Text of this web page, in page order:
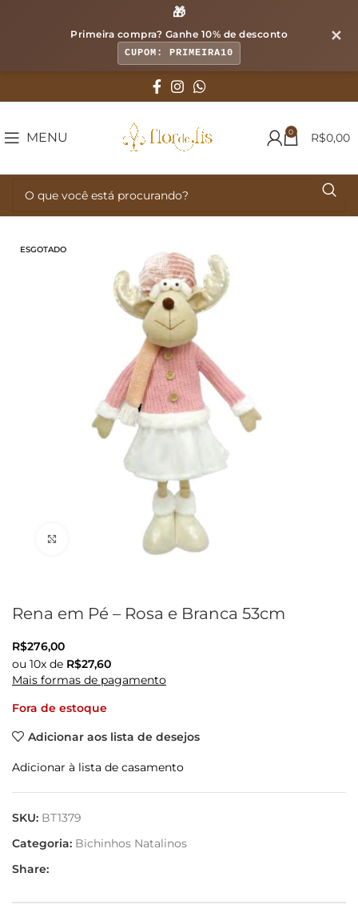
🎁
Primeira compra? Ganhe 10% de desconto
CUPOM: PRIMEIRA10
✕
MENU 0 R$0,00
ESGOTADO
Clique para ampliar
Rena em Pé – Rosa e Branca 53cm
R$276,00
ou 10x de R$27,60
Mais formas de pagamento
Fora de estoque
Adicionar aos lista de desejos
Adicionar à lista de casamento
SKU: BT1379
Categoria: Bichinhos Natalinos
Share: